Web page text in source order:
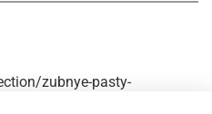
zubnye-pasty-